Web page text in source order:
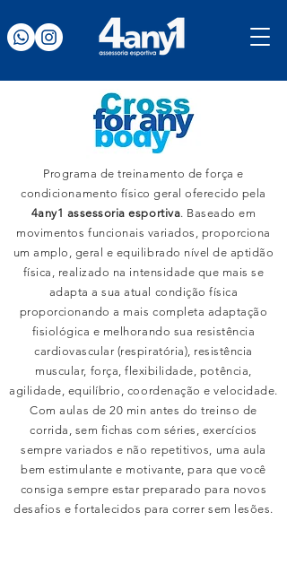
Programa de treinamento de força e
condicionamento físico geral oferecido pela
4any1 assessoria esportiva. Baseado em
movimentos funcionais variados, proporciona
um amplo, geral e equilibrado nível de aptidão
física, realizado na intensidade que mais se
adapta a sua atual condição física
proporcionando a mais completa adaptação
fisiológica e melhorando sua resistência
cardiovascular (respiratória), resistência
muscular, força, flexibilidade, potência,
agilidade, equilíbrio, coordenação e velocidade.
Com aulas de 20 min antes do treinso de
corrida, sem fichas com séries, exercícios
sempre variados e não repetitivos, uma aula
bem estimulante e motivante, para que você
consiga sempre estar preparado para novos
desafios e fortalecidos para correr sem lesões.